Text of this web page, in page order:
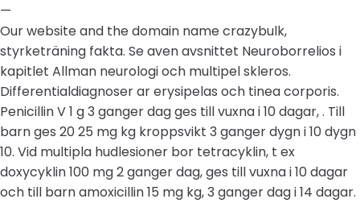
—
Our website and the domain name crazybulk,
styrketräning fakta. Se aven avsnittet Neuroborrelios i
kapitlet Allman neurologi och multipel skleros.
Differentialdiagnoser ar erysipelas och tinea corporis.
Penicillin V 1 g 3 ganger dag ges till vuxna i 10 dagar, . Till
barn ges 20 25 mg kg kroppsvikt 3 ganger dygn i 10 dygn
10. Vid multipla hudlesioner bor tetracyklin, t ex
doxycyklin 100 mg 2 ganger dag, ges till vuxna i 10 dagar
och till barn amoxicillin 15 mg kg, 3 ganger dag i 14 dagar.